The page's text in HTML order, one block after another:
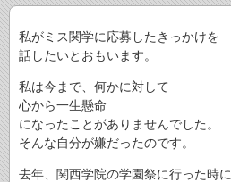
私がミス関学に応募したきっかけを
話したいとおもいます。
私は今まで、何かに対して
心から一生懸命
になったことがありませんでした。
そんな自分が嫌だったのです。
去年、関西学院の学園祭に行った時に